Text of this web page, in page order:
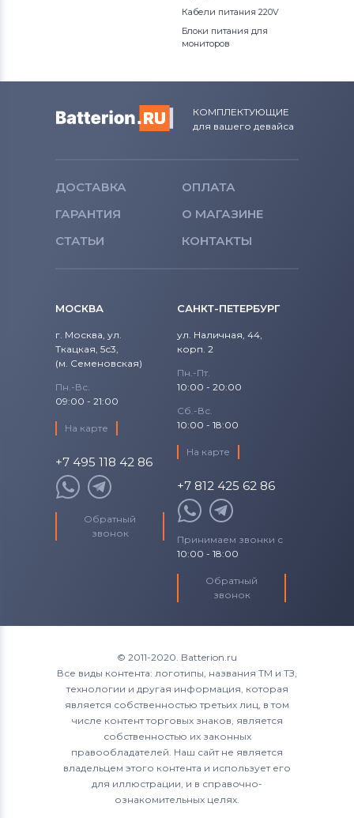
Кабели питания 220V
Блоки питания для
мониторов
КОМПЛЕКТУЮЩИЕ
для вашего девайса
ДОСТАВКА
ОПЛАТА
ГАРАНТИЯ
О МАГАЗИНЕ
СТАТЬИ
КОНТАКТЫ
МОСКВА
г. Москва, ул.
Ткацкая, 5с3,
(м. Семеновская)
Пн.-Вс.
09:00 - 21:00
На карте
+7 495 118 42 86
Обратный
звонок
САНКТ-ПЕТЕРБУРГ
ул. Наличная, 44,
корп. 2
Пн.-Пт.
10:00 - 20:00
Сб.-Вс.
10:00 - 18:00
На карте
+7 812 425 62 86
Принимаем звонки с
10:00 - 18:00
Обратный
звонок
© 2011-2020. Batterion.ru
Все виды контента: логотипы, названия ТМ и ТЗ,
технологии и другая информация, которая
является собственностью третьих лиц, в том
числе контент торговых знаков, является
собственностью их законных
правообладателей. Наш сайт не является
владельцем этого контента и использует его
для иллюстрации, и в справочно-
ознакомительных целях.